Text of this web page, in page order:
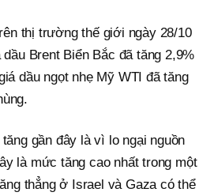
thị trường thế giới ngày 28/10
Brent Biển Bắc đã tăng 2,9%
dầu ngọt nhẹ Mỹ WTI đã tăng
gần đây là vì lo ngại nguồn
là mức tăng cao nhất trong một
thẳng ở Israel và Gaza có thể